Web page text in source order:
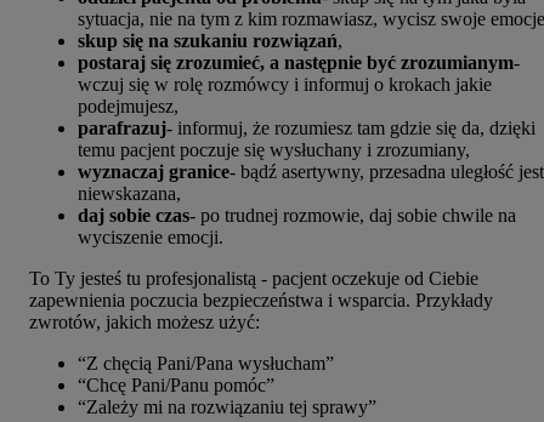
sytuacja, nie na tym z kim rozmawiasz, wycisz swoje
skup się na szukaniu rozwiązań,
postaraj się zrozumieć, a następnie być zrozumianym-
wczuj się w rolę rozmówcy i informuj o krokach jakie
podejmujesz,
parafrazuj- informuj, że rozumiesz tam gdzie się da, dzięki
temu pacjent poczuje się wysłuchany i zrozumiany,
wyznaczaj granice- bądź asertywny, przesadna uległość jest
niewskazana,
daj sobie czas- po trudnej rozmowie, daj sobie chwile na
wyciszenie emocji.
To Ty jesteś tu profesjonalistą - pacjent oczekuje od Ciebie
zapewnienia poczucia bezpieczeństwa i wsparcia. Przykłady
zwrotów, jakich możesz użyć:
“Z chęcią Pani/Pana wysłucham”
“Chcę Pani/Panu pomóc”
“Zależy mi na rozwiązaniu tej sprawy”